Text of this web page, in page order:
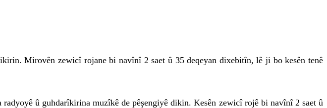
Mirovên zewicî rojane bi navînî 2 saet û 35 deqeyan dixebitîn, lê ji bo kesên tenê
û guhdarîkirina muzîkê de pêşengiyê dikin. Kesên zewicî rojê bi navînî 2 saet û